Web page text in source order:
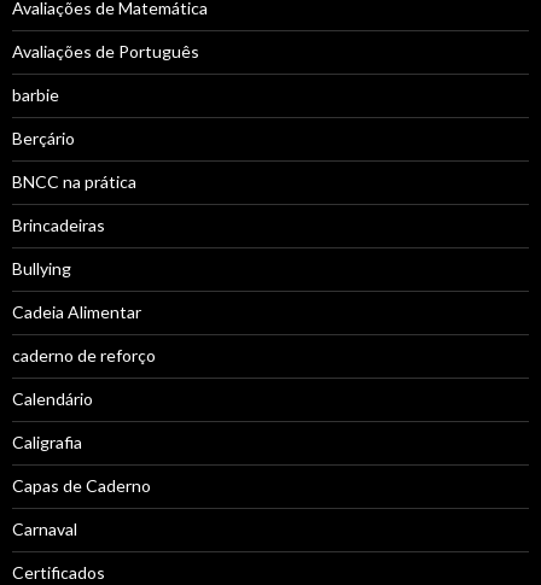
Avaliações de Matemática
Avaliações de Português
barbie
Berçário
BNCC na prática
Brincadeiras
Bullying
Cadeia Alimentar
caderno de reforço
Calendário
Caligrafia
Capas de Caderno
Carnaval
Certificados